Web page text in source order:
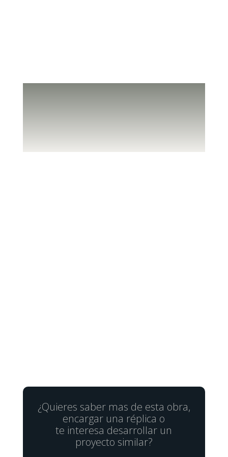
¿Quieres saber mas de esta obra,
encargar una réplica o
te interesa desarrollar un
proyecto similar?